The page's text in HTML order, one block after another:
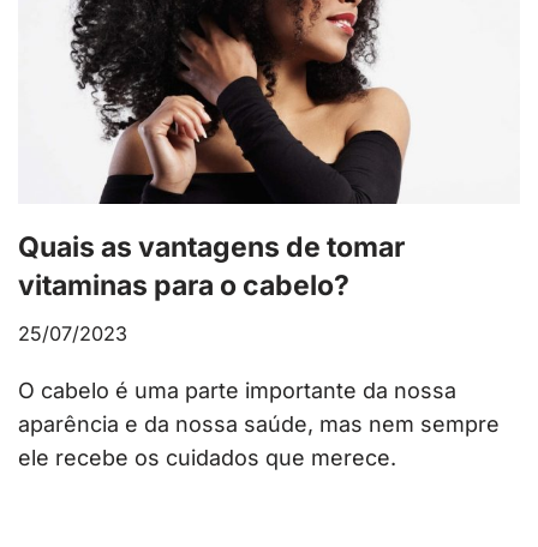
Quais as vantagens de tomar
vitaminas para o cabelo?
25/07/2023
O cabelo é uma parte importante da nossa
aparência e da nossa saúde, mas nem sempre
ele recebe os cuidados que merece.